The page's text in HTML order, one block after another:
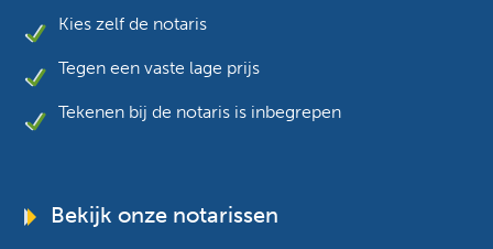
Kies zelf de notaris
Tegen een vaste lage prijs
Tekenen bij de notaris is inbegrepen
Bekijk onze notarissen